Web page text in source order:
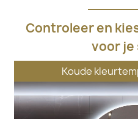
Controleer en
voor je
Koude